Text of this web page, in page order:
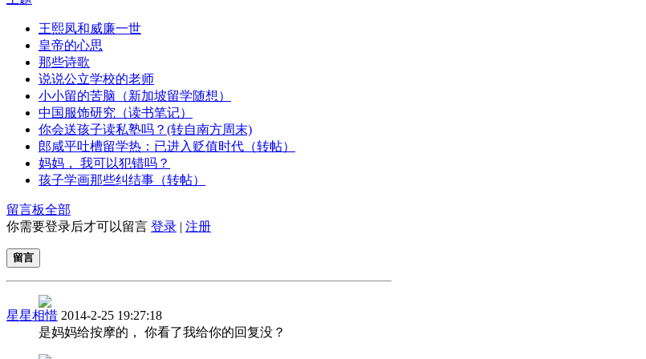
王熙凤和威廉一世
皇帝的心思
那些诗歌
说说公立学校的老师
小小留的苦脑（新加坡留学随想）
中国服饰研究（读书笔记）
你会送孩子读私塾吗？(转自南方周末)
郎咸平吐槽留学热：已进入贬值时代（转帖）
妈妈， 我可以犯错吗？
孩子学画那些纠结事（转帖）
留言板全部
你需要登录后才可以留言 登录 | 注册
留言
星星相惜 2014-2-25 19:27:18
是妈妈给按摩的， 你看了我给你的回复没？